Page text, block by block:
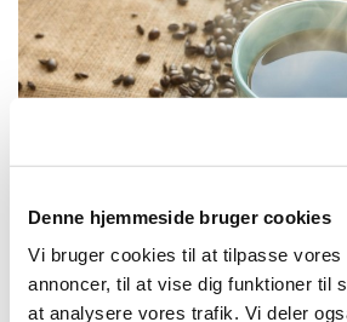
Denne hjemmeside bruger cookies
Vi bruger cookies til at tilpasse vores
annoncer, til at vise dig funktioner til
at analysere vores trafik. Vi deler